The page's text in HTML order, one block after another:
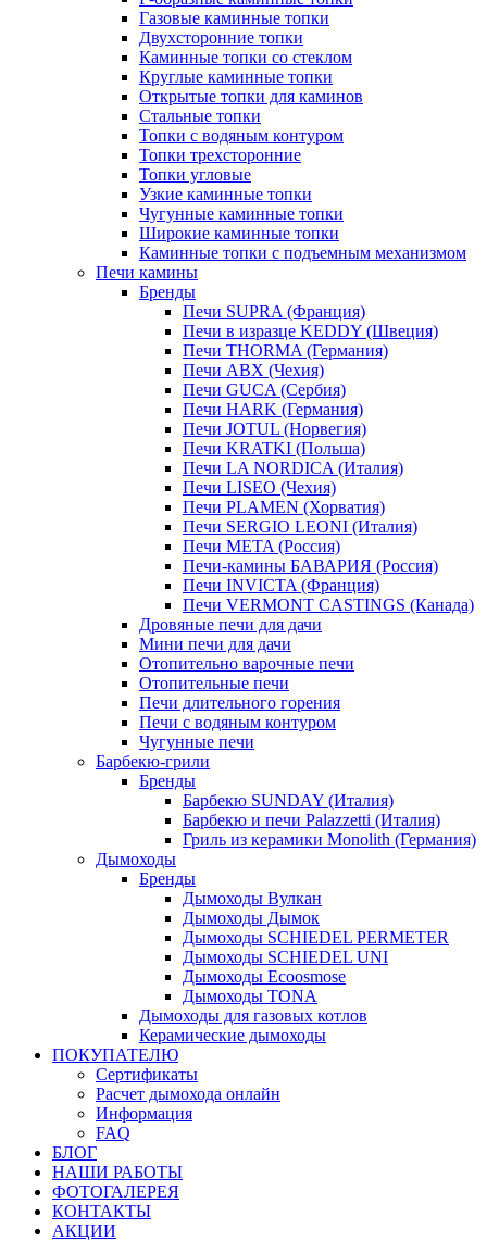
Газовые каминные топки
Двухсторонние топки
Каминные топки со стеклом
Круглые каминные топки
Открытые топки для каминов
Стальные топки
Топки с водяным контуром
Топки трехсторонние
Топки угловые
Узкие каминные топки
Чугунные каминные топки
Широкие каминные топки
Каминные топки с подъемным механизмом
Печи камины
Бренды
Печи SUPRA (Франция)
Печи в изразце KEDDY (Швеция)
Печи THORMA (Германия)
Печи ABX (Чехия)
Печи GUCA (Сербия)
Печи HARK (Германия)
Печи JOTUL (Норвегия)
Печи KRATKI (Польша)
Печи LA NORDICA (Италия)
Печи LISEO (Чехия)
Печи PLAMEN (Хорватия)
Печи SERGIO LEONI (Италия)
Печи META (Россия)
Печи-камины БАВАРИЯ (Россия)
Печи INVICTA (Франция)
Печи VERMONT CASTINGS (Канада)
Дровяные печи для дачи
Мини печи для дачи
Отопительно варочные печи
Отопительные печи
Печи длительного горения
Печи с водяным контуром
Чугунные печи
Барбекю-грили
Бренды
Барбекю SUNDAY (Италия)
Барбекю и печи Palazzetti (Италия)
Гриль из керамики Monolith (Германия)
Дымоходы
Бренды
Дымоходы Вулкан
Дымоходы Дымок
Дымоходы SCHIEDEL PERMETER
Дымоходы SCHIEDEL UNI
Дымоходы Ecoosmose
Дымоходы TONA
Дымоходы для газовых котлов
Керамические дымоходы
ПОКУПАТЕЛЮ
Сертификаты
Расчет дымохода онлайн
Информация
FAQ
БЛОГ
НАШИ РАБОТЫ
ФОТОГАЛЕРЕЯ
КОНТАКТЫ
АКЦИИ